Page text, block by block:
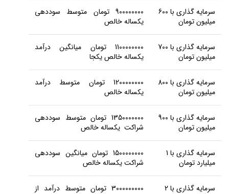
سرمایه گذاری با 600
میلیون تومان
900000000 تومان متوسط سوددهی
یکساله خالص
سرمایه گذاری با 700
میلیون تومان
1100000000 تومان میانگین درآمد
یکساله خالص یکجا
سرمایه گذاری با 800
میلیون تومان
1200000000 تومان متوسط درآمد
یکساله خالص
سرمایه گذاری با 900
میلیون تومان
1350000000 تومان متوسط سوددهی
شراکت یکساله خالص
سرمایه گذاری با 1
میلیارد تومان
1500000000 تومان میانگین سوددهی
شراکت یکساله خالص
سرمایه گذاری با 2
3000000000 تومان متوسط درآمد از